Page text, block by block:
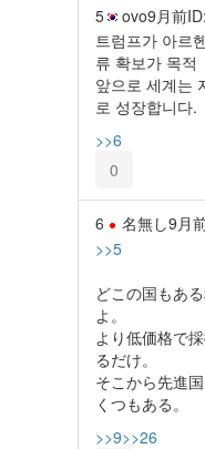
5 ovo9月前
트럼프가 아르
류 확보가 목적
앞으로 세계는
로 성장합니다.
>>6
0
6 名無し9月
>>5
どこの国もあ
よ。
より低価格で
るだけ。
そこから先進
くつもある。
>>9>>26